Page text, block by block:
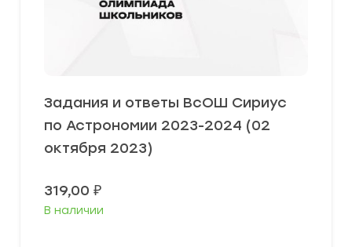
Задания и ответы ВсОШ Сириус
по Астрономии 2023-2024 (02
октября 2023)
319,00 ₽
В наличии